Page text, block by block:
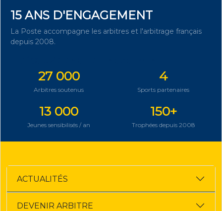
15 ANS D'ENGAGEMENT
La Poste accompagne les arbitres et l'arbitrage français
depuis 2008.
27 000
Arbitres soutenus
4
Sports partenaires
13 000
Jeunes sensibilisés / an
150+
Trophées depuis 2008
ACTUALITÉS
DEVENIR ARBITRE